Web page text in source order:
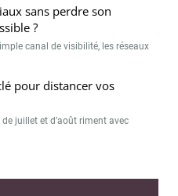
sans perdre son
?
canal de visibilité, les réseaux
pour distancer vos
juillet et d’août riment avec